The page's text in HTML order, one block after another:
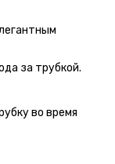
за трубкой.
во время